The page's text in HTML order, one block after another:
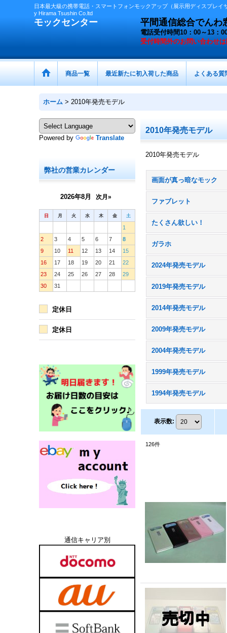
日本最大級の携帯電話・スマートフォンモックアップ（展示用ディスプ
y Hirama Tsushin Co.ltd
モックセンター 平間通信総合でん
電話受付時間10：00～13
受付時間外のお問い合わせ
商品一覧 最近新たに初入荷した商品 よくある質
ホーム > 2010年発売モデル
Powered by Translate
弊社の営業カレンダー
2026年8月 次月»
日 月 火 水 木 金 土
1
2
3 4 5 6 7
8
9
10 11 12 13 14
15
16
17 18 19 20 21
22
23
24 25 26 27 28
29
30
31
定休日
定休日
通信キャリア別
2010年発売モデル
2010年発売モデル
画面が真っ暗なモック
ファブレット
たくさん欲しい！
ガラホ
2024年発売モデル
2019年発売モデル
2014年発売モデル
2009年発売モデル
2004年発売モデル
1999年発売モデル
1994年発売モデル
表示数:
126件